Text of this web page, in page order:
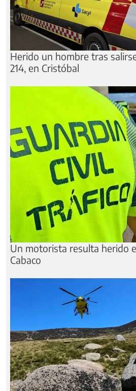
Herido un hombre tras
214, en Cristóbal
Un motorista resulta herido
Cabaco